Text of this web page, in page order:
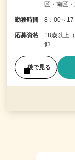
区・南区
勤務時間 8：00～
応募資格
18歳以上
迎
後で見る